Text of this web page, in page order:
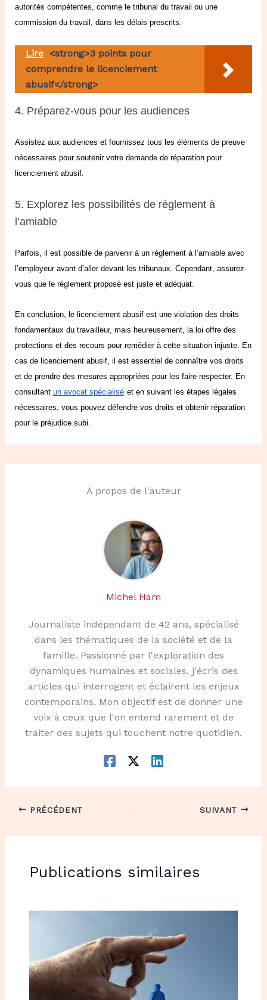
autorités compétentes, comme le tribunal du travail ou une
commission du travail, dans les délais prescrits.
Lire <strong>3 points pour
comprendre le licenciement
abusif</strong>
4. Préparez-vous pour les audiences
Assistez aux audiences et fournissez tous les éléments de preuve
nécessaires pour soutenir votre demande de réparation pour
licenciement abusif.
5. Explorez les possibilités de règlement à
l’amiable
Parfois, il est possible de parvenir à un règlement à l’amiable avec
l’employeur avant d’aller devant les tribunaux. Cependant, assurez-
vous que le règlement proposé est juste et adéquat.
En conclusion, le licenciement abusif est une violation des droits
fondamentaux du travailleur, mais heureusement, la loi offre des
protections et des recours pour remédier à cette situation injuste. En
cas de licenciement abusif, il est essentiel de connaître vos droits
et de prendre des mesures appropriées pour les faire respecter. En
consultant un avocat spécialisé et en suivant les étapes légales
nécessaires, vous pouvez défendre vos droits et obtenir réparation
pour le préjudice subi.
À propos de l'auteur
Michel Ham
Journaliste indépendant de 42 ans, spécialisé
dans les thématiques de la société et de la
famille. Passionné par l'exploration des
dynamiques humaines et sociales, j'écris des
articles qui interrogent et éclairent les enjeux
contemporains. Mon objectif est de donner une
voix à ceux que l'on entend rarement et de
traiter des sujets qui touchent notre quotidien.
PRÉCÉDENT SUIVANT
Publications similaires